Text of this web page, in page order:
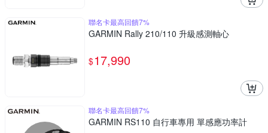
聯名卡最高回饋7%
GARMIN Rally 210/110 升級感測軸心
$17,990
聯名卡最高回饋7%
GARMIN RS110 自行車專用 單感應功率計